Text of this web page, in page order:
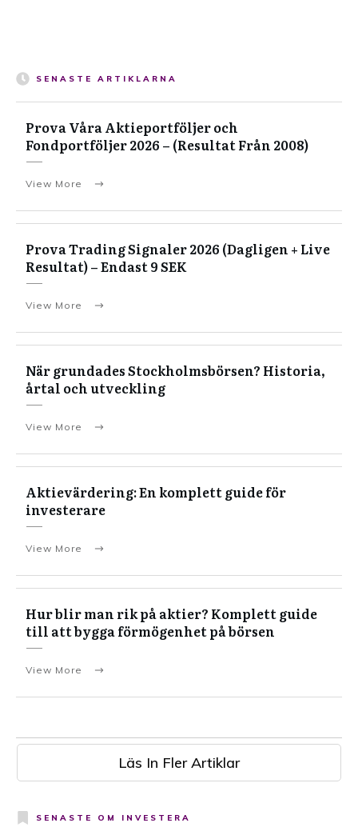
SENASTE ARTIKLARNA
Prova Våra Aktieportföljer och
Fondportföljer 2026 – (Resultat Från 2008)
View More
Prova Trading Signaler 2026 (Dagligen + Live
Resultat) – Endast 9 SEK
View More
När grundades Stockholmsbörsen? Historia,
årtal och utveckling
View More
Aktievärdering: En komplett guide för
investerare
View More
Hur blir man rik på aktier? Komplett guide
till att bygga förmögenhet på börsen
View More
Läs In Fler Artiklar
SENASTE OM INVESTERA